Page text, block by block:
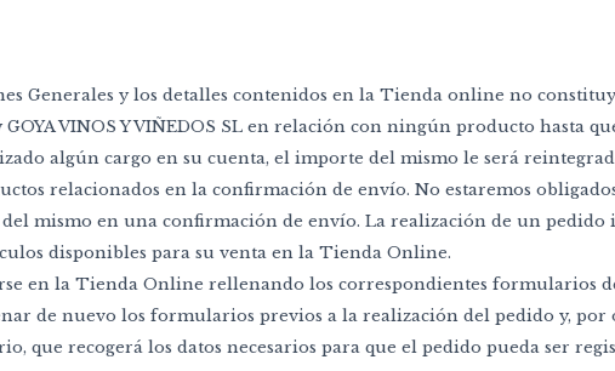
Generales y los detalles contenidos en la Tienda online no
VINOS Y VIÑEDOS SL en relación con ningún producto hasta
algún cargo en su cuenta, el importe del mismo le será
relacionados en la confirmación de envío. No estaremos
mismo en una confirmación de envío. La realización de un pedido
disponibles para su venta en la Tienda Online.
en la Tienda Online rellenando los correspondientes formularios
de nuevo los formularios previos a la realización del pedido y, por
que recogerá los datos necesarios para que el pedido pueda ser